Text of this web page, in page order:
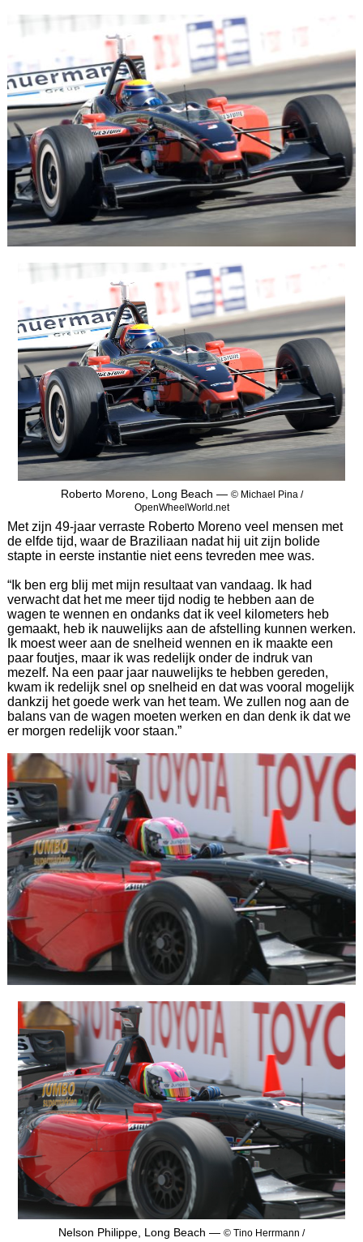
Roberto Moreno, Long Beach — © Michael Pina /
OpenWheelWorld.net
Met zijn 49-jaar verraste Roberto Moreno veel mensen met
de elfde tijd, waar de Braziliaan nadat hij uit zijn bolide
stapte in eerste instantie niet eens tevreden mee was.
“Ik ben erg blij met mijn resultaat van vandaag. Ik had
verwacht dat het me meer tijd nodig te hebben aan de
wagen te wennen en ondanks dat ik veel kilometers heb
gemaakt, heb ik nauwelijks aan de afstelling kunnen werken.
Ik moest weer aan de snelheid wennen en ik maakte een
paar foutjes, maar ik was redelijk onder de indruk van
mezelf. Na een paar jaar nauwelijks te hebben gereden,
kwam ik redelijk snel op snelheid en dat was vooral mogelijk
dankzij het goede werk van het team. We zullen nog aan de
balans van de wagen moeten werken en dan denk ik dat we
er morgen redelijk voor staan.”
Nelson Philippe, Long Beach — © Tino Herrmann /